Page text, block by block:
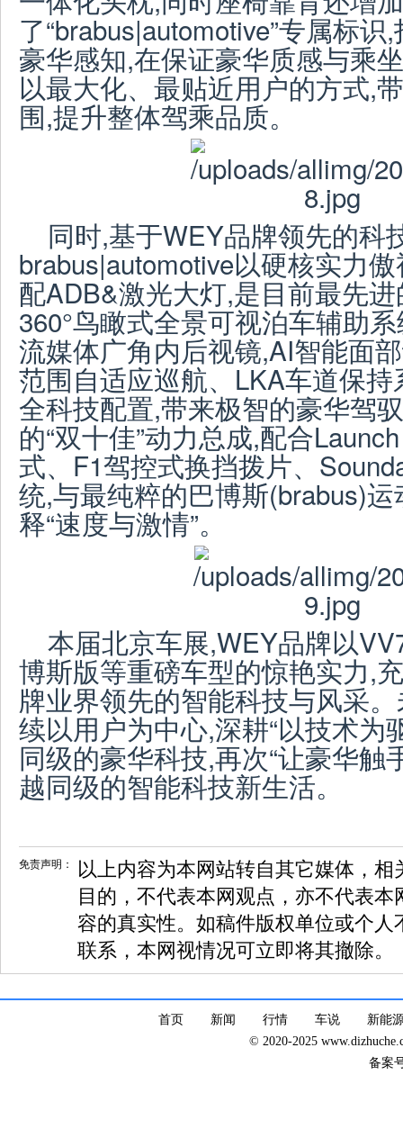
了“brabus|automotive”专属标
豪华感知,在保证豪华质感与乘
以最大化、最贴近用户的方式,
围,提升整体驾乘品质。
同时,基于WEY品牌领先的科
brabus|automotive以硬核实力
配ADB&激光大灯,是目前最先
360°鸟瞰式全景可视泊车辅助
流媒体广角内后视镜,AI智能面
范围自适应巡航、LKA车道保
全科技配置,带来极智的豪华驾
的“双十佳”动力总成,配合
式、F1驾控式换挡拨片、
统,与最纯粹的巴博斯(brabus)
释“速度与激情”。
本届北京车展,WEY品牌以
博斯版等重磅车型的惊艳实力,
牌业界领先的智能科技与风采
续以用户为中心,深耕“以技术为
同级的豪华科技,再次“让豪华触
越同级的智能科技新生活。
免责声明：
以上内容为本网站转自其它媒体，
目的，不代表本网观点，亦不代表
容的真实性。如稿件版权单位或个
联系，本网视情况可立即将其撤除。
首页 新闻 行情 车说
新能
© 2020-2025
备案